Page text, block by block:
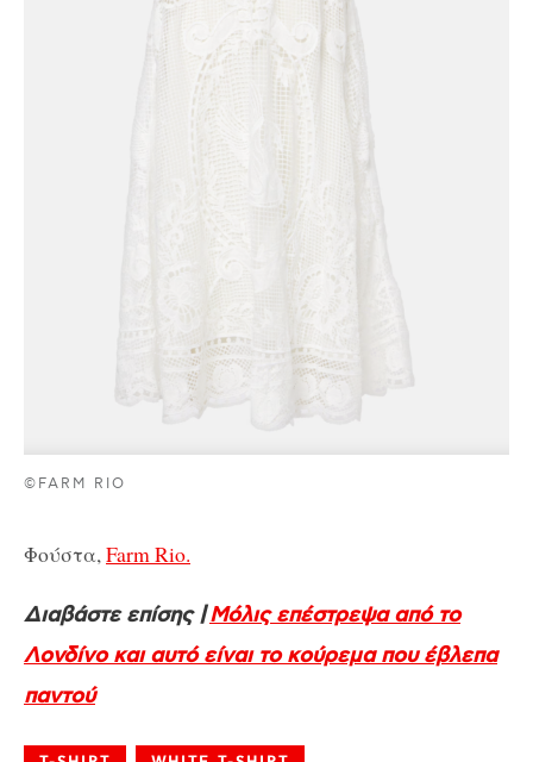
©FARM RIO
Φούστα,Farm Rio.
Διαβάστε επίσης |Μόλις επέστρεψα από το
Λονδίνο και αυτό είναι το κούρεμα που έβλεπα
παντού